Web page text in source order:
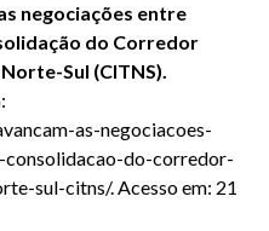
negociações entre
do Corredor
Sul (CITNS).
as-negociacoes-
do-corredor-
sul-citns/.Acesso em: 21